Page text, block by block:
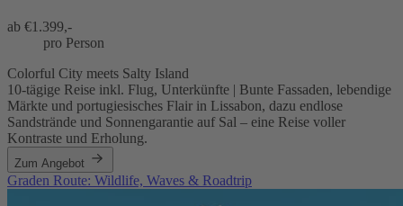
ab €1.399,-
pro Person
Colorful City meets Salty Island
10-tägige Reise inkl. Flug, Unterkünfte | Bunte Fassaden, lebendige
Märkte und portugiesisches Flair in Lissabon, dazu endlose
Sandstrände und Sonnengarantie auf Sal – eine Reise voller
Kontraste und Erholung.
Zum Angebot
Graden Route: Wildlife, Waves & Roadtrip